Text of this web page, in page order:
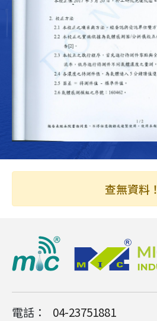
查無資料！
電話：
04-23751881